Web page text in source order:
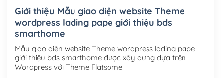
Tên miền quốc tế .com .net .org (1 năm)
Tên miền Việt Nam .vn (1 năm)(+550,000₫)
Hosting 2GB SSD (1 năm) (+450,000₫)
Hosting 3GB SSD (1 năm)(+550,000₫)
Giới thiệu Mẫu giao diện website Theme
wordpress lading pape giới thiệu bds
smarthome
Mẫu giao diện website Theme wordpress lading pape
giới thiệu bds smarthome được xây dựng dựa trên
Wordpress với Theme Flatsome